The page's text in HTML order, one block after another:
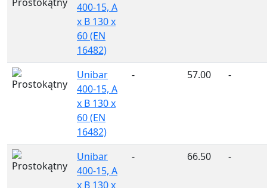
400-15, A
x B 130 x
60 (EN
16482)
Unibar
400-15, A
x B 130 x
60 (EN
16482)
- 57.00 -
Unibar
400-15, A
x B 130 x
- 66.50 -